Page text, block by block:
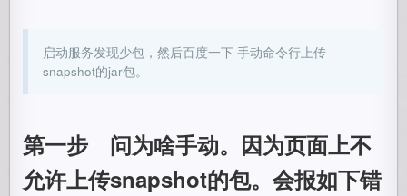
启动服务发现少包，然后百度一下 手动命令行上传
snapshot的jar包。
第一步 问为啥手动。因为页面上不
允许上传snapshot的包。会报如下错